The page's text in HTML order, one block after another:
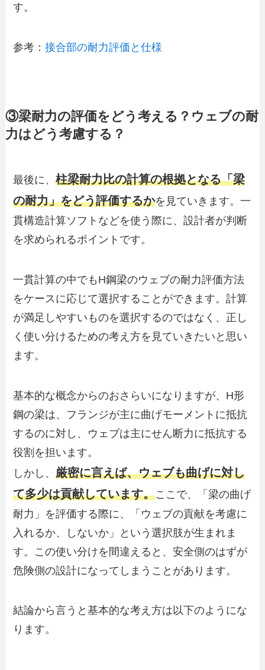
す。
参考：接合部の耐力評価と仕様
③梁耐力の評価をどう考える？ウェブの耐
力はどう考慮する？
最後に、柱梁耐力比の計算の根拠となる「梁
の耐力」をどう評価するかを見ていきます。一
貫構造計算ソフトなどを使う際に、設計者が判断
を求められるポイントです。
一貫計算の中でもH鋼梁のウェブの耐力評価方法
をケースに応じて選択することができます。計算
が満足しやすいものを選択するのではなく、正し
く使い分けるための考え方を見ていきたいと思い
ます。
基本的な概念からのおさらいになりますが、H形
鋼の梁は、フランジが主に曲げモーメントに抵抗
するのに対し、ウェブは主にせん断力に抵抗する
役割を担います。
しかし、厳密に言えば、ウェブも曲げに対し
て多少は貢献しています。ここで、「梁の曲げ
耐力」を評価する際に、「ウェブの貢献を考慮に
入れるか、しないか」という選択肢が生まれま
す。この使い分けを間違えると、安全側のはずが
危険側の設計になってしまうことがあります。
結論から言うと基本的な考え方は以下のようにな
ります。